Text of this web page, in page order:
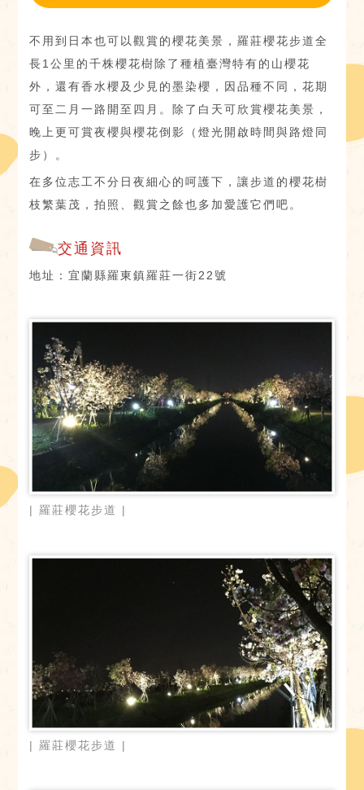
不用到日本也可以觀賞的櫻花美景，羅莊櫻花步道全
長1公里的千株櫻花樹除了種植臺灣特有的山櫻花
外，還有香水櫻及少見的墨染櫻，因品種不同，花期
可至二月一路開至四月。除了白天可欣賞櫻花美景，
晚上更可賞夜櫻與櫻花倒影（燈光開啟時間與路燈同
步）。
在多位志工不分日夜細心的呵護下，讓步道的櫻花樹
枝繁葉茂，拍照、觀賞之餘也多加愛護它們吧。
交通資訊
地址：宜蘭縣羅東鎮羅莊一街22號
| 羅莊櫻花步道 |
| 羅莊櫻花步道 |